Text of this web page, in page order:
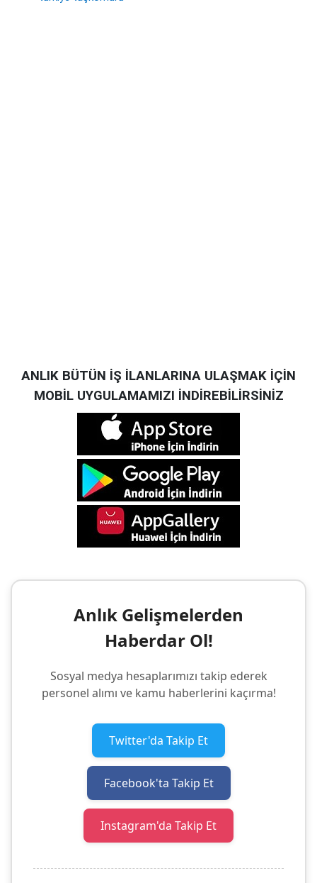
ANLIK BÜTÜN İŞ İLANLARINA ULAŞMAK İÇİN
MOBİL UYGULAMAMIZI İNDİREBİLİRSİNİZ
Anlık Gelişmelerden
Haberdar Ol!
Sosyal medya hesaplarımızı takip ederek
personel alımı ve kamu haberlerini kaçırma!
Twitter'da Takip Et
Facebook'ta Takip Et
Instagram'da Takip Et